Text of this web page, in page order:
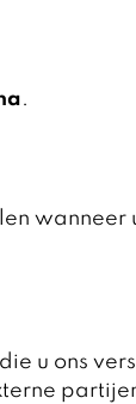
.
wanneer
u ons